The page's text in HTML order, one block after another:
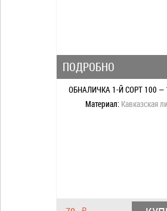
ПОДРОБНО
ОБНАЛИЧКА 1-Й СОРТ 100 —
Материал: Кавказская